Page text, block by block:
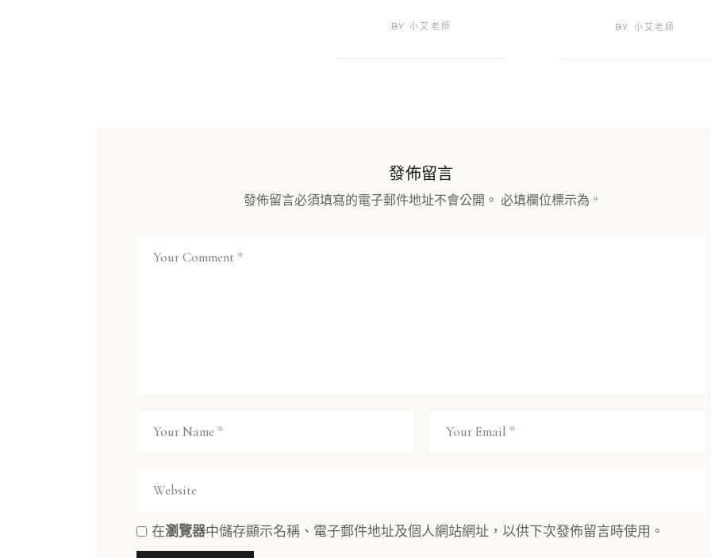
BY 小艾老師 BY 小艾老師
發佈留言
發佈留言必須填寫的電子郵件地址不會公開。 必填欄位標示為 *
在瀏覽器中儲存顯示名稱、電子郵件地址及個人網站網址，以供下次發佈留言時使用。